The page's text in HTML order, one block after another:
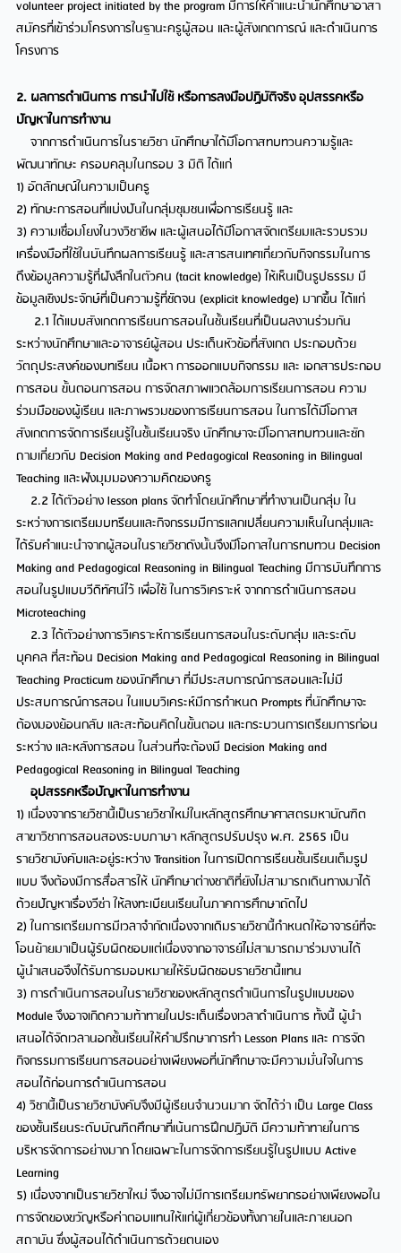
volunteer project initiated by the program มีการให้คำแนะนำนักศึกษาอาสา
สมัครที่เข้าร่วมโครงการในฐานะครูผู้สอน และผู้สังเกตการณ์ และดำเนินการ
โครงการ
2. ผลการดำเนินการ การนำไปใช้ หรือการลงมือปฏิบัติจริง อุปสรรคหรือ
ปัญหาในการทำงาน
จากการดำเนินการในรายวิชา นักศึกษาได้มีโอกาสทบทวนความรู้และ
พัฒนาทักษะ ครอบคลุมในกรอบ 3 มิติ ได้แก่
1) อัตลักษณ์ในความเป็นครู
2) ทักษะการสอนที่แบ่งปันในกลุ่มชุมชนเพื่อการเรียนรู้ และ
3) ความเชื่อมโยงในวงวิชาชีพ และผู้เสนอได้มีโอกาสจัดเตรียมและรวบรวม
เครื่องมือที่ใช้ในบันทึกผลการเรียนรู้ และสารสนเทศเกี่ยวกับกิจกรรมในการ
ดึงข้อมูลความรู้ที่ฝังลึกในตัวคน (tacit knowledge) ให้เห็นเป็นรูปธรรม มี
ข้อมูลเชิงประจักษ์ที่เป็นความรู้ที่ชัดจน (explicit knowledge) มากขึ้น ได้แก่
2.1 ได้แบบสังเกตการเรียนการสอนในชั้นเรียนที่เป็นผลงานร่วมกัน
ระหว่างนักศึกษาและอาจารย์ผู้สอน ประเด็นหัวข้อที่สังเกต ประกอบด้วย
วัตถุประสงค์ของบทเรียน เนื้อหา การออกแบบกิจกรรม และ เอกสารประกอบ
การสอน ขั้นตอนการสอน การจัดสภาพแวดล้อมการเรียนการสอน ความ
ร่วมมือของผู้เรียน และภาพรวมของการเรียนการสอน ในการได้มีโอกาส
สังเกตการจัดการเรียนรู้ในชั้นเรียนจริง นักศึกษาจะมีโอกาสทบทวนและซัก
ถามเกี่ยวกับ Decision Making and Pedagogical Reasoning in Bilingual
Teaching และฟังมุมมองความคิดของครู
2.2 ได้ตัวอย่าง lesson plans จัดทำโดยนักศึกษาที่ทำงานเป็นกลุ่ม ใน
ระหว่างการเตรียมบทรียนและกิจกรรมมีการแลกเปลี่ยนความเห็นในกลุ่มและ
ได้รับคำแนะนำจากผู้สอนในรายวิชาดังนั้นจึงมีโอกาสในการทบทวน Decision
Making and Pedagogical Reasoning in Bilingual Teaching มีการบันทึกการ
สอนในรูปแบบวีดิทัศน์ไว้ เพื่อใช้ ในการวิเคราะห์ จากการดำเนินการสอน
Microteaching
2.3 ได้ตัวอย่างการวิเคราะห์การเรียนการสอนในระดับกลุ่ม และระดับ
บุคคล ที่สะท้อน Decision Making and Pedagogical Reasoning in Bilingual
Teaching Practicum ของนักศึกษา ที่มีประสบการณ์การสอนและไม่มี
ประสบการณ์การสอน ในแบบวิเคระห์มีการกำหนด Prompts ที่นักศึกษาจะ
ต้องมองย้อนกลับ และสะท้อนคิดในขั้นตอน และกระบวนการเตรียมการก่อน
ระหว่าง และหลังการสอน ในส่วนที่จะต้องมี Decision Making and
Pedagogical Reasoning in Bilingual Teaching
อุปสรรคหรือปัญหาในการทำงาน
1) เนื่องจากรายวิชานี้เป็นรายวิชาใหม่ในหลักสูตรศึกษาศาสตรมหาบัณฑิต
สาขาวิชาการสอนสองระบบภาษา หลักสูตรปรับปรุง พ.ศ. 2565 เป็น
รายวิชาบังคับและอยู่ระหว่าง Transition ในการเปิดการเรียนชั้นเรียนเต็มรูป
แบบ จึงต้องมีการสื่อสารให้ นักศึกษาต่างชาติที่ยังไม่สามารถเดินทางมาได้
ด้วยปัญหาเรื่องวีซ่า ให้ลงทะเบียนเรียนในภาคการศึกษาถัดไป
2) ในการเตรียมการมีเวลาจำกัดเนื่องจากเดิมรายวิชานี้กำหนดให้อาจารย์ที่จะ
โอนย้ายมาเป็นผู้รับผิดชอบแต่เนื่องจากอาจารย์ไม่สามารถมาร่วมงานได้
ผู้นำเสนอจึงได้รับการมอบหมายให้รับผิดชอบรายวิชานี้แทน
3) การดำเนินการสอนในรายวิชาของหลักสูตรดำเนินการในรูปแบบของ
Module จึงอาจเกิดความท้าทายในประเด็นเรื่องเวลาดำเนินการ ทั้งนี้ ผู้นำ
เสนอได้จัดเวลานอกชั้นเรียนให้คำปรึกษาการทำ Lesson Plans และ การจัด
กิจกรรมการเรียนการสอนอย่างเพียงพอที่นักศึกษาจะมีความมั่นใจในการ
สอนได้ก่อนการดำเนินการสอน
4) วิชานี้เป็นรายวิชาบังคับจึงมีผู้เรียนจำนวนมาก จัดได้ว่า เป็น Large Class
ของชั้นเรียนระดับบัณฑิตศึกษาที่เน้นการฝึกปฏิบัติ มีความท้าทายในการ
บริหารจัดการอย่างมาก โดยเฉพาะในการจัดการเรียนรู้ในรูปแบบ Active
Learning
5) เนื่องจากเป็นรายวิชาใหม่ จึงอาจไม่มีการเตรียมทรัพยากรอย่างเพียงพอใน
การจัดของขวัญหรือค่าตอบแทนให้แก่ผู้เกี่ยวข้องทั้งภายในและภายนอก
สถาบัน ซึ่งผู้สอนได้ดำเนินการด้วยตนเอง